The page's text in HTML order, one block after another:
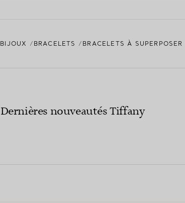
BIJOUX BRACELETS BRACELETS À SUPERPOSER
Dernières nouveautés Tiffany